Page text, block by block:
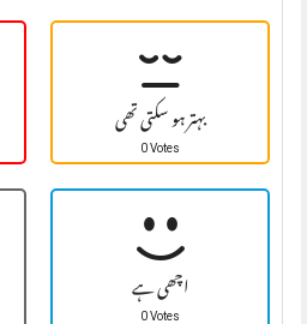
بہتر ہو سکتی تھی
0 Votes
اچھی ہے
0 Votes